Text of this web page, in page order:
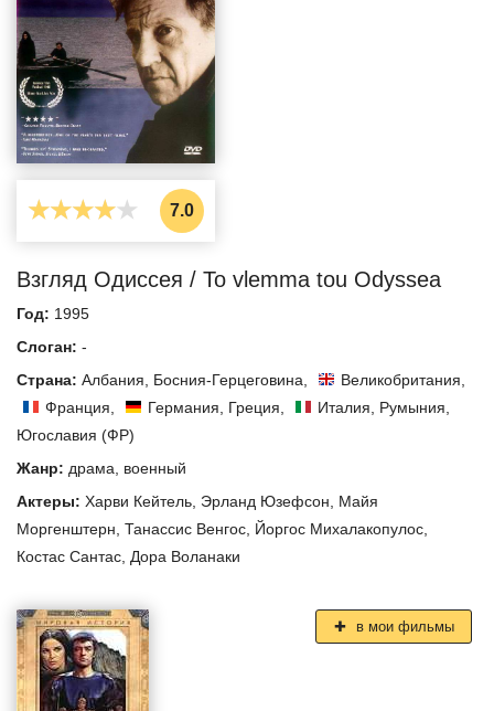
7.0
Взгляд Одиссея / To vlemma tou Odyssea
Год: 1995
Слоган: -
Страна: Албания Босния-Герцеговина Великобритания
Франция
Германия Греция Италия Румыния
Югославия (ФР)
Жанр: драма
военный
Актеры: Харви Кейтель Эрланд Юзефсон
Майя
Моргенштерн Танассис Венгос Йоргос Михалакопулос
Костас Сантас Дора Воланаки
в мои фильмы